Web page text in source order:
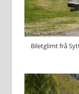
Biletglimt frå